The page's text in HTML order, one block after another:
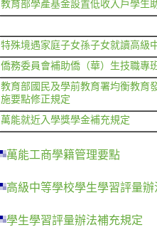
教育部學產基金設置低收入戶學生
特殊境遇家庭子女孫子女就讀高級
僑務委員會補助僑（華）生技職專
教育部國民及學前教育署均衡教育
施要點修正規定
萬能就近入學獎學金補充規定
萬能工商學籍管理要點
高級中等學校學生學習評量辦
學生學習評量辦法補充規定